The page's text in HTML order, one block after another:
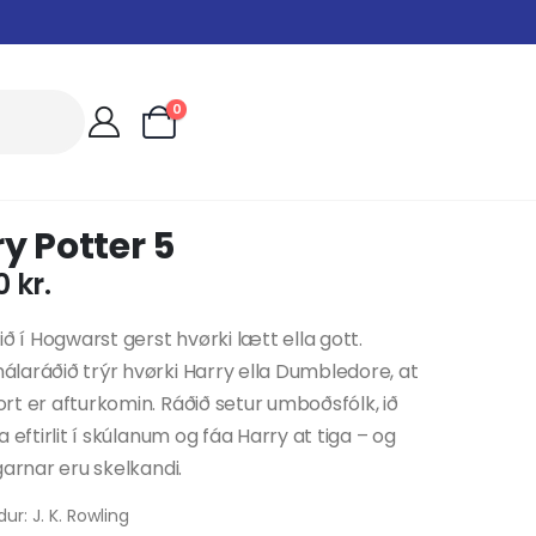
0
Potter 5
kr.
í Hogwarst gerst hvørki lætt ella gott.
trýr hvørki Harry ella Dumbledore, at
er afturkomin. Ráðið setur umboðsfólk, ið
eftirlit í skúlanum og fáa Harry at tiga – og
eru skelkandi.
J. K. Rowling